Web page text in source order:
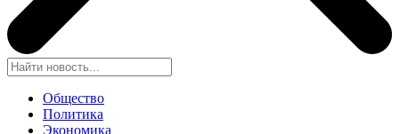
Общество
Политика
Экономика